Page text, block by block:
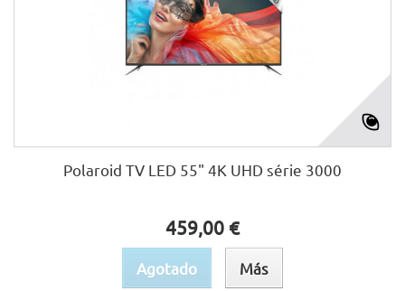
Polaroid TV LED 55" 4K UHD série 3000
459,00 €
Agotado Más